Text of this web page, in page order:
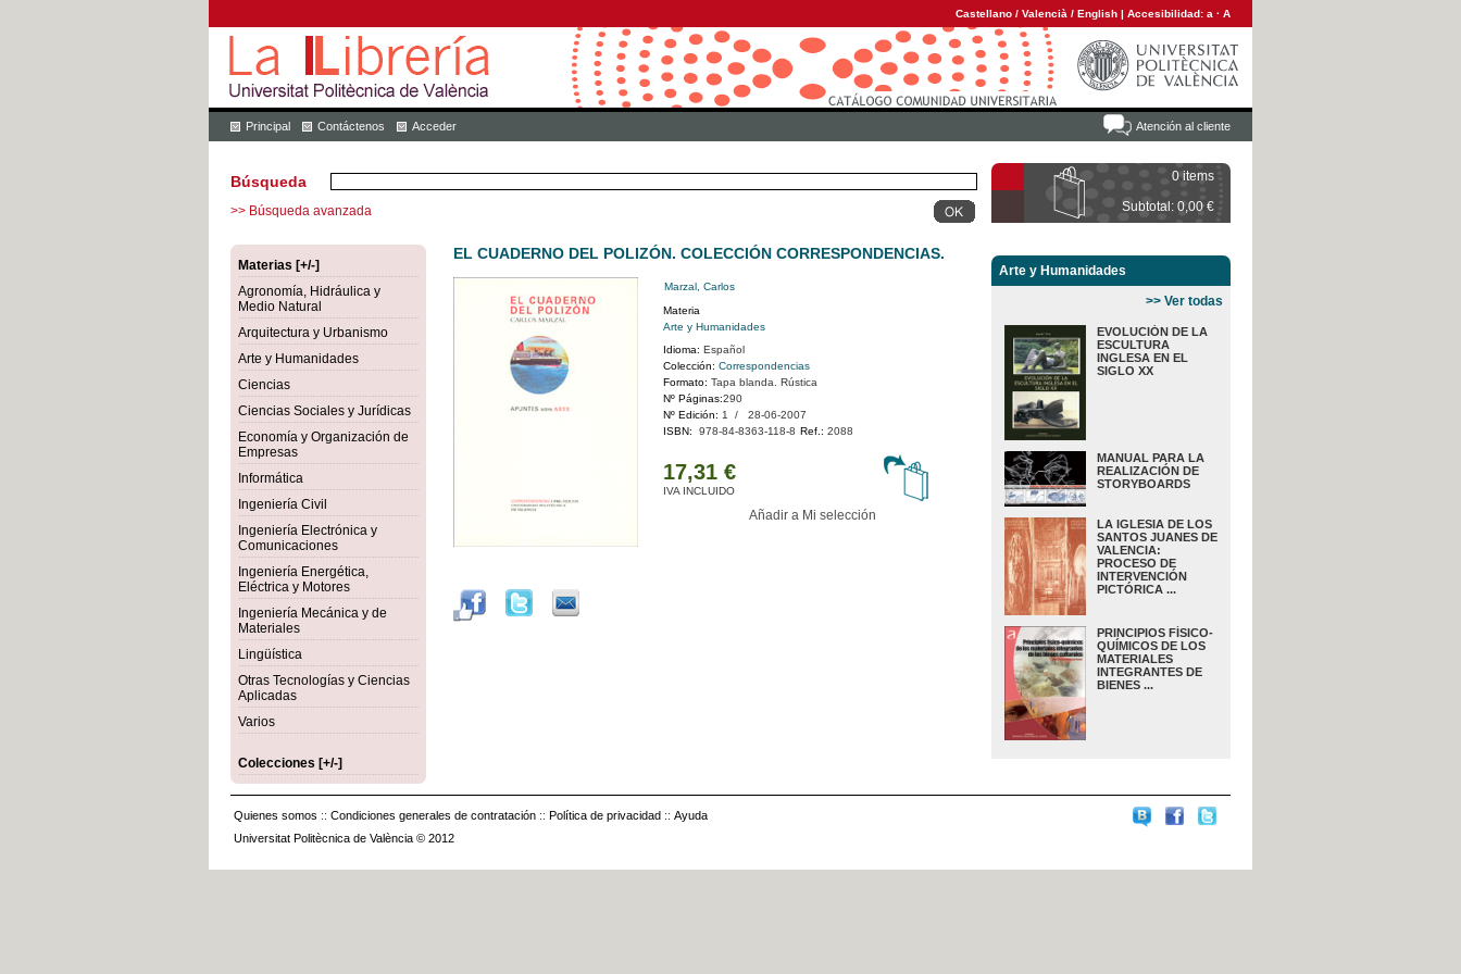
Castellano / Valencià / English | Accesibilidad: a · A
Atención al cliente
Principal Contáctenos Acceder
0 items
Subtotal: 0,00 €
Búsqueda
>> Búsqueda avanzada
Materias [+/-]
Agronomía, Hidráulica y
Medio Natural
Arquitectura y Urbanismo
Arte y Humanidades
Ciencias
Ciencias Sociales y Jurídicas
Economía y Organización de
Empresas
Informática
Ingeniería Civil
Ingeniería Electrónica y
Comunicaciones
Ingeniería Energética,
Eléctrica y Motores
Ingeniería Mecánica y de
Materiales
Lingüística
Otras Tecnologías y Ciencias
Aplicadas
Varios
Colecciones [+/-]
Arte y Humanidades
>> Ver todas
EVOLUCIÓN DE LA
ESCULTURA
INGLESA EN EL
SIGLO XX
MANUAL PARA LA
REALIZACIÓN DE
STORYBOARDS
LA IGLESIA DE LOS
SANTOS JUANES DE
VALENCIA:
PROCESO DE
INTERVENCIÓN
PICTÓRICA ...
PRINCIPIOS FÍSICO-
QUÍMICOS DE LOS
MATERIALES
INTEGRANTES DE
BIENES ...
EL CUADERNO DEL POLIZÓN. COLECCIÓN CORRESPONDENCIAS.
Marzal, Carlos
Materia
Arte y Humanidades
Idioma: Español
Colección: Correspondencias
Formato: Tapa blanda. Rústica
Nº Páginas:290
Nº Edición: 1 / 28-06-2007
ISBN:
978-84-8363-118-8 Ref.: 2088
17,31 €
IVA INCLUIDO
Añadir a Mi selección
Quienes somos :: Condiciones generales de contratación :: Política de privacidad :: Ayuda
Universitat Politècnica de València © 2012